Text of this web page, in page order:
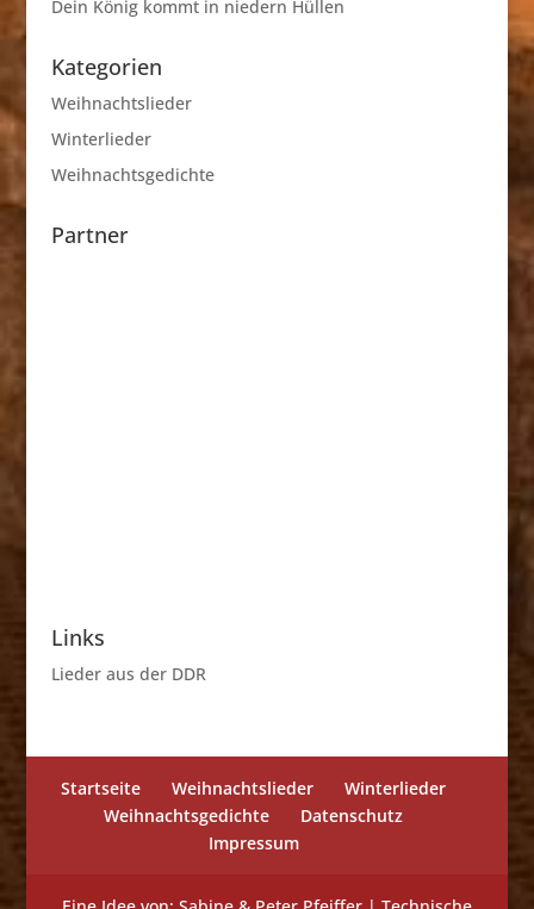
Dein König kommt in niedern Hüllen
Kategorien
Weihnachtslieder
Winterlieder
Weihnachtsgedichte
Partner
Links
Lieder aus der DDR
Startseite Weihnachtslieder
Winterlieder
Weihnachtsgedichte
Datenschutz
Impressum